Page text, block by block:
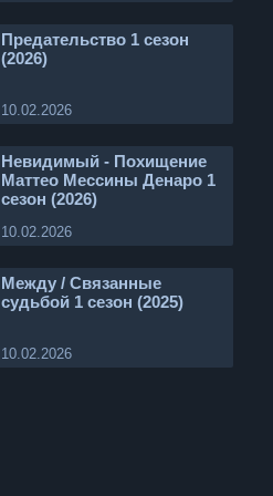
Предательство 1 сезон
(2026)
10.02.2026
Невидимый - Похищение
Маттео Мессины Денаро 1
сезон (2026)
10.02.2026
Между / Связанные
судьбой 1 сезон (2025)
10.02.2026